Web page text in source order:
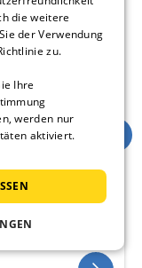
5,0
die weitere
der Verwendung
zu.
Ihre
werden nur
aktiviert.